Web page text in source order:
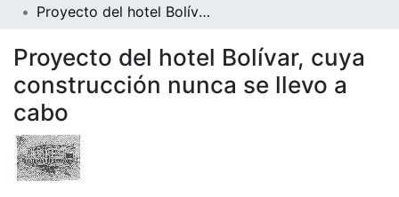
Proyecto del hotel Bolívar, cuya construcción nunca se llevo a cabo
Proyecto del hotel Bolívar, cuya
construcción nunca se llevo a
cabo